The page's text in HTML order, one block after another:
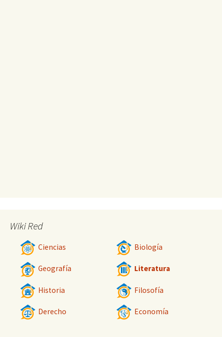
Wiki Red
Ciencias Biología
Geografía Literatura
Historia Filosofía
Derecho Economía